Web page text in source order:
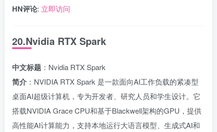
HN评论: 立即访问
20.Nvidia RTX Spark
中文标题 ：Nvidia RTX Spark
简介 ：NVIDIA RTX Spark 是一款面向AI工作负载的紧凑型
桌面AI超级计算机，专为开发者、研究人员和学生设计。它
搭载NVIDIA Grace CPU和基于Blackwell架构的GPU，提供
高性能AI计算能力，支持本地运行大语言模型、生成式AI和